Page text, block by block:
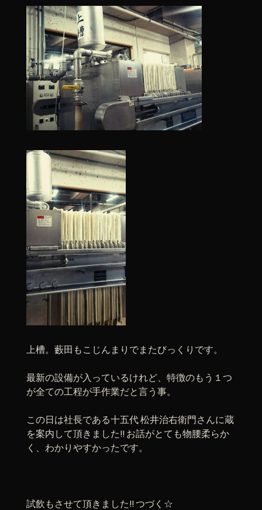
上槽。藪田もこじんまりでまたびっくりです。
最新の設備が入っているけれど、特徴のもう１つ
が全ての工程が手作業だと言う事。
この日は社長である十五代 松井治右衛門さんに蔵
を案内して頂きました!! お話がとても物腰柔らか
く、わかりやすかったです。
試飲もさせて頂きました!! つづく☆